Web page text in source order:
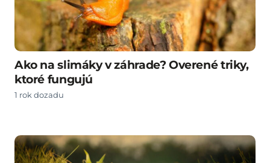
Ako na slimáky v záhrade? Overené triky,
ktoré fungujú
1 rok dozadu